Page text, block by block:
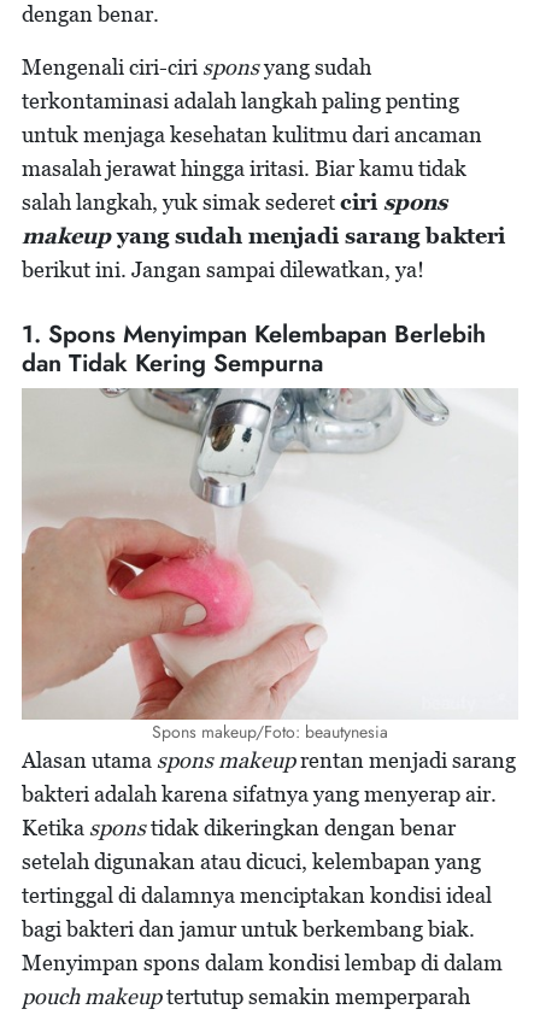
dengan benar.
Mengenali ciri-ciri sponsyang sudah
terkontaminasi adalah langkah paling penting
untuk menjaga kesehatan kulitmu dari ancaman
masalah jerawat hingga iritasi. Biar kamu tidak
salah langkah, yuk simak sederetciri spons
makeupyang sudah menjadi sarang bakteri
berikut ini. Jangan sampai dilewatkan, ya!
1. Spons Menyimpan Kelembapan Berlebih
dan Tidak Kering Sempurna
Spons makeup/Foto: beautynesia
Alasan utama spons makeuprentan menjadi sarang
bakteri adalah karena sifatnya yang menyerap air.
Ketika sponstidak dikeringkan dengan benar
setelah digunakan atau dicuci, kelembapan yang
tertinggal di dalamnya menciptakan kondisi ideal
bagi bakteri dan jamur untuk berkembang biak.
Menyimpan spons dalam kondisi lembap di dalam
pouch makeuptertutup semakin memperparah